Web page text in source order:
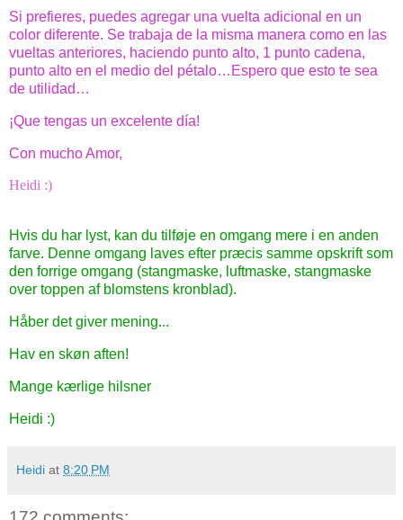
Si prefieres, puedes agregar una vuelta adicional en un
color diferente. Se trabaja de la misma manera como en las
vueltas anteriores, haciendo punto alto, 1 punto cadena,
punto alto en el medio del pétalo…Espero que esto te sea
de utilidad…
¡Que tengas un excelente día!
Con mucho Amor,
Heidi :)
Hvis du har lyst, kan du tilføje en omgang mere i en anden
farve. Denne omgang laves efter præcis samme opskrift som
den forrige omgang (stangmaske, luftmaske, stangmaske
over toppen af blomstens kronblad).
Håber det giver mening...
Hav en skøn aften!
Mange kærlige hilsner
Heidi :)
Heidi at 8:20 PM